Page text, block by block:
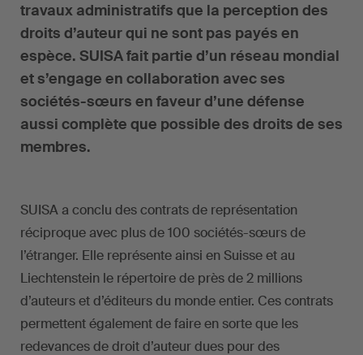
travaux administratifs que la perception des
droits d’auteur qui ne sont pas payés en
espèce. SUISA fait partie d’un réseau mondial
et s’engage en collaboration avec ses
sociétés-sœurs en faveur d’une défense
aussi complète que possible des droits de ses
membres.
SUISA a conclu des contrats de représentation
réciproque avec plus de 100 sociétés-sœurs de
l’étranger. Elle représente ainsi en Suisse et au
Liechtenstein le répertoire de près de 2 millions
d’auteurs et d’éditeurs du monde entier. Ces contrats
permettent également de faire en sorte que les
redevances de droit d’auteur dues pour des